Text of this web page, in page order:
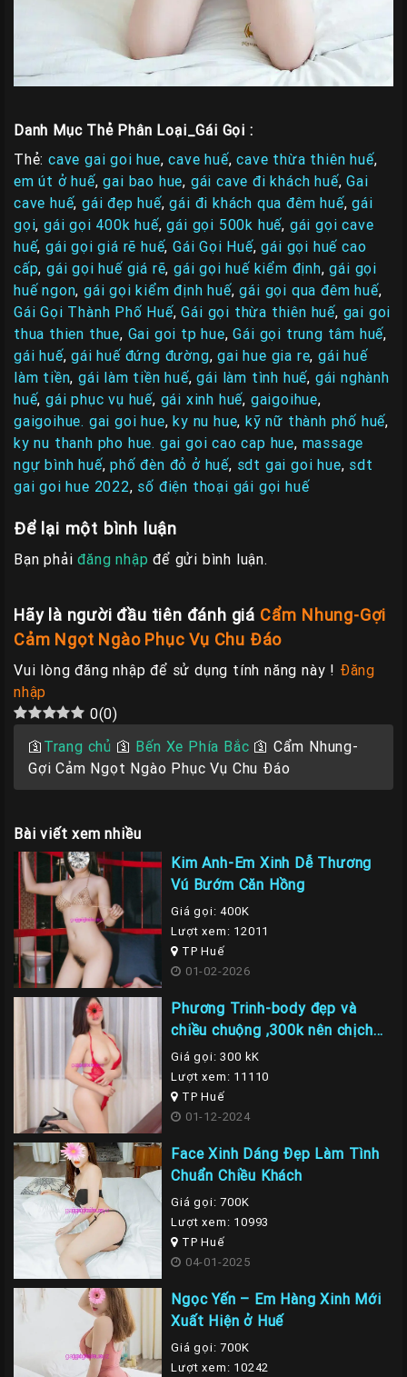
Danh Mục Thẻ Phân Loại_Gái Gọi :
Thẻ: cave gai goi hue,cave huế,cave thừa thiên huế,
em út ở huế,gai bao hue, gái cave đi khách huế,Gai
cave huế,gái đẹp huế,gái đi khách qua đêm huế,gái
gọi,gái gọi 400k huế,gái gọi 500k huế, gái gọi cave
huế,gái gọi giá rẽ huế,Gái Gọi Huế,gái gọi huế cao
cấp,gái gọi huế giá rẽ,gái gọi huế kiểm định,gái gọi
huế ngon,gái gọi kiểm định huế,gái gọi qua đêm huế,
Gái Gọi Thành Phố Huế,Gái gọi thừa thiên huế, gai goi
thua thien thue, Gai goi tp hue,Gái gọi trung tâm huế,
gái huế,gái huế đứng đường,gai hue gia re,gái huế
làm tiền,gái làm tiền huế,gái làm tình huế, gái nghành
huế,gái phục vụ huế, gái xinh huế, gaigoihue,
gaigoihue. gai goi hue,ky nu hue,kỹ nữ thành phố huế,
ky nu thanh pho hue. gai goi cao cap hue, massage
ngự bình huế,phố đèn đỏ ở huế, sdt gai goi hue, sdt
gai goi hue 2022, số điện thoại gái gọi huế
Để lại một bình luận
Bạn phảiđăng nhập để gửi bình luận.
Hãy là người đầu tiên đánh giá Cẩm Nhung-Gợi
Cảm Ngọt Ngào Phục Vụ Chu Đáo
Vui lòng đăng nhập để sử dụng tính năng này ! Đăng
nhập
0(0)
🛐 Trang chủ 🛐 Bến Xe Phía Bắc 🛐 Cẩm Nhung-
Gợi Cảm Ngọt Ngào Phục Vụ Chu Đáo
Bài viết xem nhiều
Kim Anh-Em Xinh Dễ Thương
Vú Bướm Căn Hồng
Giá gọi: 400K
Lượt xem: 12011
TP Huế
01-02-2026
Phương Trinh-body đẹp và
chiều chuộng ,300k nên chịch
em là nhất
Giá gọi: 300 kK
Lượt xem: 11110
TP Huế
01-12-2024
Face Xinh Dáng Đẹp Làm Tình
Chuẩn Chiều Khách
Giá gọi: 700K
Lượt xem: 10993
TP Huế
04-01-2025
Ngọc Yến – Em Hàng Xinh Mới
Xuất Hiện ở Huế
Giá gọi: 700K
Lượt xem: 10242